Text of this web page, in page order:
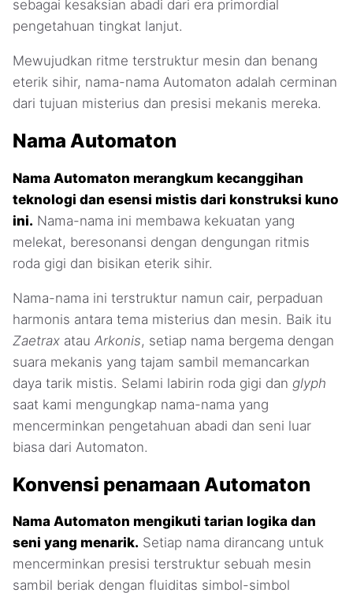
sebagai kesaksian abadi dari era primordial
pengetahuan tingkat lanjut.
Mewujudkan ritme terstruktur mesin dan benang
eterik sihir, nama-nama Automaton adalah cerminan
dari tujuan misterius dan presisi mekanis mereka.
Nama Automaton
Nama Automaton merangkum kecanggihan
teknologi dan esensi mistis dari konstruksi kuno
ini. Nama-nama ini membawa kekuatan yang
melekat, beresonansi dengan dengungan ritmis
roda gigi dan bisikan eterik sihir.
Nama-nama ini terstruktur namun cair, perpaduan
harmonis antara tema misterius dan mesin. Baik itu
Zaetrax atau Arkonis, setiap nama bergema dengan
suara mekanis yang tajam sambil memancarkan
daya tarik mistis. Selami labirin roda gigi dan glyph
saat kami mengungkap nama-nama yang
mencerminkan pengetahuan abadi dan seni luar
biasa dari Automaton.
Konvensi penamaan Automaton
Nama Automaton mengikuti tarian logika dan
seni yang menarik. Setiap nama dirancang untuk
mencerminkan presisi terstruktur sebuah mesin
sambil beriak dengan fluiditas simbol-simbol